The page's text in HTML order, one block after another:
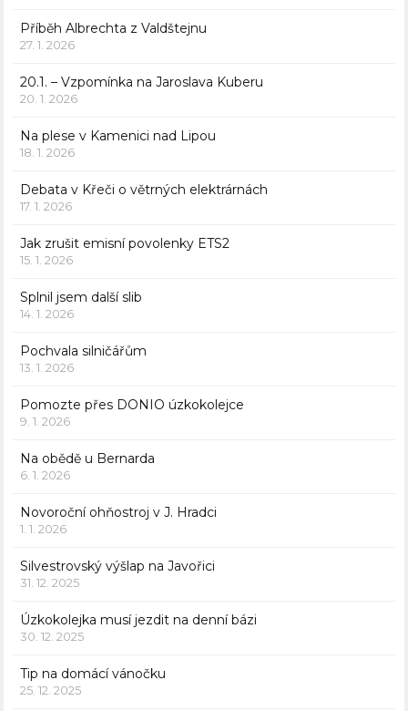
Příběh Albrechta z Valdštejnu
27. 1. 2026
20.1. – Vzpomínka na Jaroslava Kuberu
20. 1. 2026
Na plese v Kamenici nad Lipou
18. 1. 2026
Debata v Křeči o větrných elektrárnách
17. 1. 2026
Jak zrušit emisní povolenky ETS2
15. 1. 2026
Splnil jsem další slib
14. 1. 2026
Pochvala silničářům
13. 1. 2026
Pomozte přes DONIO úzkokolejce
9. 1. 2026
Na obědě u Bernarda
6. 1. 2026
Novoroční ohňostroj v J. Hradci
1. 1. 2026
Silvestrovský výšlap na Javořici
31. 12. 2025
Úzkokolejka musí jezdit na denní bázi
30. 12. 2025
Tip na domácí vánočku
25. 12. 2025